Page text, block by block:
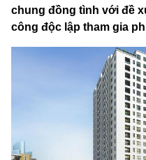
chung đồng tình với đề
công độc lập tham gia